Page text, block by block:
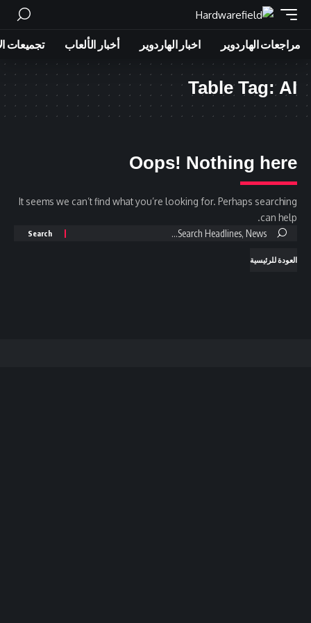
مراجعات الهاردوير اخبار الهاردوير أخبار الألعاب تجميعات
Table Tag:AI
Oops! Nothing here
It seems we can’t find what you’re looking for. Perhaps searching
can help.
Search
العودة للرئيسية